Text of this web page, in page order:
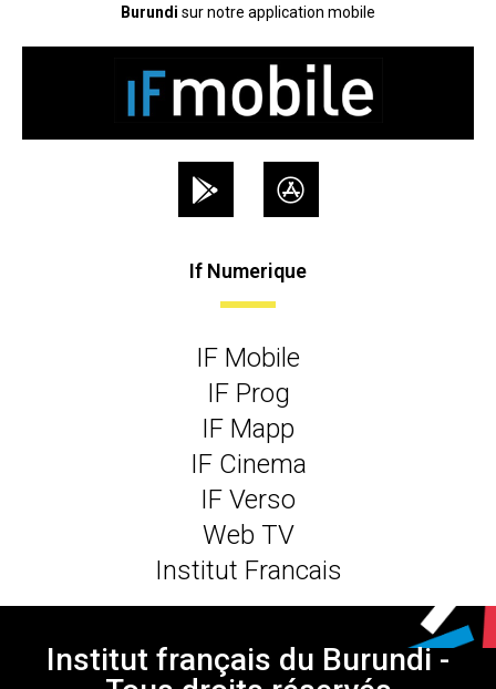
Burundi sur notre application mobile
If Numerique
IF Mobile
IF Prog
IF Mapp
IF Cinema
IF Verso
Web TV
Institut Francais
Institut français du Burundi -